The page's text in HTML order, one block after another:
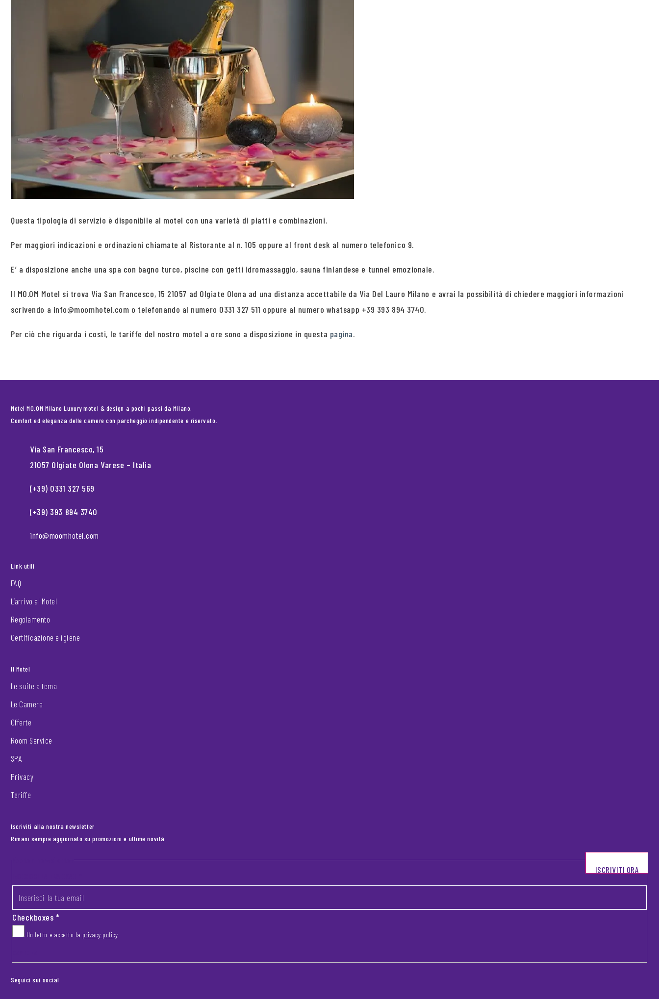
Questa tipologia di servizio è disponibile al motel con una varietà di piatti e combinazioni.
Per maggiori indicazioni e ordinazioni chiamate al Ristorante al n. 105 oppure al front desk al numero telefonico 9.
E’ a disposizione anche una spa con bagno turco, piscine con getti idromassaggio, sauna finlandese e tunnel emozionale.
Il MO.OM Motel si trova Via San Francesco, 15 21057 ad Olgiate Olona ad una distanza accettabile da Via Del Lauro Milano e avrai la possibilità di chiedere maggiori informazioni
scrivendo a info@moomhotel.com o telefonando al numero 0331 327 511 oppure al numero whatsapp +39 393 894 3740.
Per ciò che riguarda i costi, le tariffe del nostro motel a ore sono a disposizione in questa pagina.
Motel MO.OM Milano Luxury motel & design a pochi passi da Milano.
Comfort ed eleganza delle camere con parcheggio indipendente e riservato.
Via San Francesco, 15
21057 Olgiate Olona Varese – Italia
(+39) 0331 327 569
(+39) 393 894 3740
info@moomhotel.com
Link utili
FAQ
L’arrivo al Motel
Regolamento
Certificazione e igiene
Il Motel
Le suite a tema
Le Camere
Offerte
Room Service
SPA
Privacy
Tariffe
Iscriviti alla nostra newsletter
Rimani sempre aggiornato su promozioni e ultime novità
Footer newsletter
Checkboxes*
Ho letto e accetto la privacy policy
ISCRIVITI ORA
Seguici sui social